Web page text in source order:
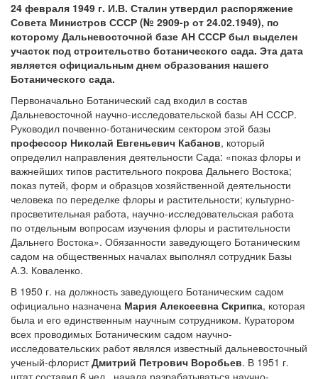
24 февраля 1949 г. И.В. Сталин утвердил распоряжение
Совета Министров СССР (№ 2909-р от 24.02.1949), по
которому Дальневосточной базе АН СССР был выделен
участок под строительство ботанического сада. Эта дата
является официальным днем образования нашего
Ботанического сада.
Первоначально Ботанический сад входил в состав
Дальневосточной научно-исследовательской базы АН СССР.
Руководил почвенно-ботаническим сектором этой базы
профессор Николай Евгеньевич Кабанов, который
определил направления деятельности Сада: «показ флоры и
важнейших типов растительного покрова Дальнего Востока;
показ путей, форм и образцов хозяйственной деятельности
человека по переделке флоры и растительности; культурно-
просветительная работа, научно-исследовательская работа
по отдельным вопросам изучения флоры и растительности
Дальнего Востока». Обязанности заведующего Ботаническим
садом на общественных началах выполнял сотрудник Базы
А.З. Коваленко.
В 1950 г. на должность заведующего Ботаническим садом
официально назначена Мария Алексеевна Скрипка, которая
была и его единственным научным сотрудником. Куратором
всех проводимых Ботаническим садом научно-
исследовательских работ являлся известный дальневосточный
ученый-флористДмитрий Петрович Воробьев. В 1951 г.